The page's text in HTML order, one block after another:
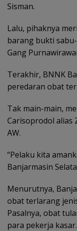
Sisman.
Lalu, pihaknya
barang bukti sabu-
Gang
Terakhir, BNNK
peredaran obat
Tak main-main,
Carisoprodol alias
AW.
“Pelaku kita
Banjarmasin
Menurutnya,
obat terlarang
Pasalnya, obat
para pekerja kasar.